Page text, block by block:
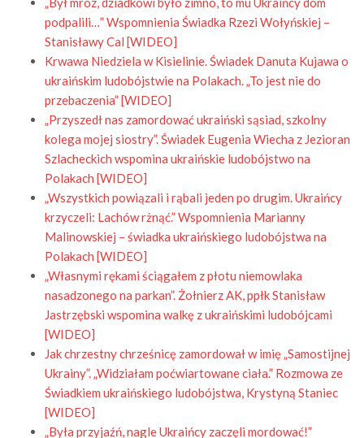
podpalili…” Wspomnienia Świadka Rzezi Wołyńskiej –
Stanisławy Cal [WIDEO]
Krwawa Niedziela w Kisielinie. Świadek Danuta Kujawa o
ukraińskim ludobójstwie na Polakach. „To jest nie do
przebaczenia” [WIDEO]
„Przyszedł nas zamordować ukraiński sąsiad, szkolny
kolega mojej siostry”. Świadek Eugenia Wiecha z Jezioran
Szlacheckich wspomina ukraińskie ludobójstwo na
Polakach [WIDEO]
„Wszystkich powiązali i rąbali jeden po drugim. Ukraińcy
krzyczeli: Lachów rżnąć.” Wspomnienia Marianny
Malinowskiej – świadka ukraińskiego ludobójstwa na
Polakach [WIDEO]
„Własnymi rękami ściągałem z płotu niemowlaka
nasadzonego na parkan”. Żołnierz AK, ppłk Stanisław
Jastrzębski wspomina walkę z ukraińskimi ludobójcami
[WIDEO]
Jak chrzestny chrześnicę zamordował w imię „Samostijnej
Ukrainy”. „Widziałam poćwiartowane ciała.” Rozmowa ze
Świadkiem ukraińskiego ludobójstwa, Krystyną Staniec
[WIDEO]
„Była przyjaźń, nagle Ukraińcy zaczęli mordować!”